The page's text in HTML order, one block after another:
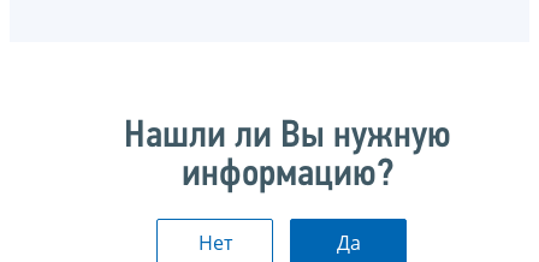
Нашли ли Вы нужную
информацию?
Нет Да